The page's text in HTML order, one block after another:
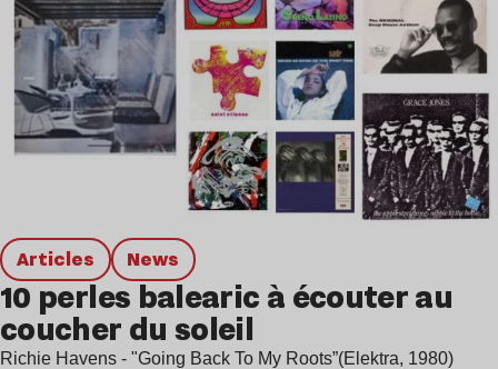
Articles news
10 perles balearic à écouter au
coucher du soleil
Richie Havens - "Going Back To My Roots”(Elektra, 1980)